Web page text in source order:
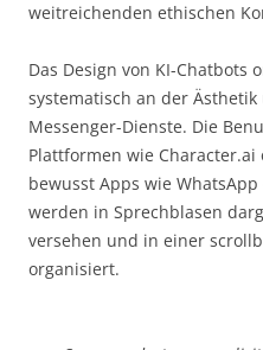
weitreichenden ethischen
Das Design von KI-Chatbots
systematisch an der
Messenger-Dienste. Die
Plattformen wie
bewusst Apps wie
werden in Sprechblasen
versehen und in einer
organisiert.